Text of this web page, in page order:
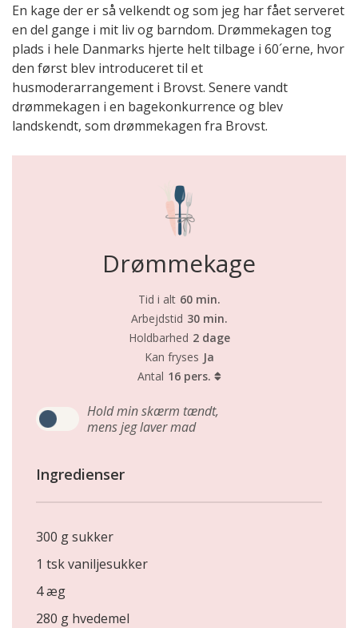
En kage der er så velkendt og som jeg har fået serveret
en del gange i mit liv og barndom. Drømmekagen tog
plads i hele Danmarks hjerte helt tilbage i 60´erne, hvor
den først blev introduceret til et
husmoderarrangement i Brovst. Senere vandt
drømmekagen i en bagekonkurrence og blev
landskendt, som drømmekagen fra Brovst.
Drømmekage
Tid i alt 60 min.
Arbejdstid 30 min.
Holdbarhed 2 dage
Kan fryses Ja
Antal 16 pers.
Hold min skærm tændt,
mens jeg laver mad
Ingredienser
300 g sukker
1 tsk vaniljesukker
4 æg
280 g hvedemel